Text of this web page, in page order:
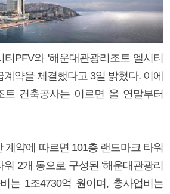
PFV와 '해운대관광리조트 엘시티
계약을 체결했다고 3일 밝혔다. 이에
트 건축공사는 이르면 올 연말부터
계약에 따르면 101층 랜드마크 타워
워 2개 동으로 구성된 '해운대관광리
는 1조4730억 원이며, 총사업비는